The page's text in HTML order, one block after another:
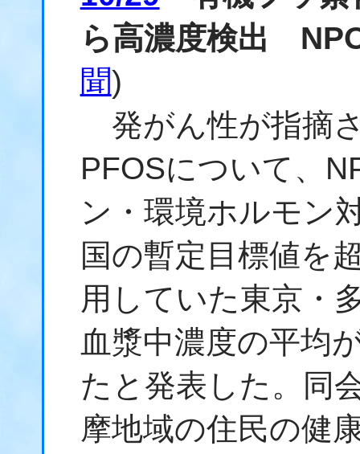
ら高濃度検出
聞)
発がん性が指摘
PFOSについて、
ン・環境ホルモン
国の暫定目標値を
用していた東京・
血漿中濃度の平均
たと発表した。同
摩地域の住民の健